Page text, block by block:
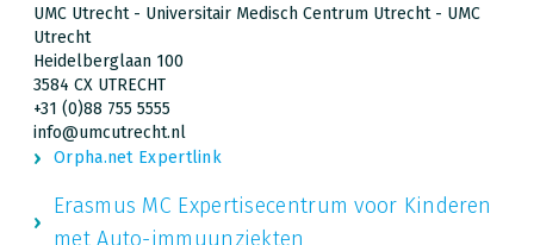
UMC Utrecht - Universitair Medisch Centrum Utrecht - UMC
Utrecht
Heidelberglaan 100
3584 CX UTRECHT
+31 (0)88 755 5555
info@umcutrecht.nl
Orpha.net Expertlink
Erasmus MC Expertisecentrum voor Kinderen
met Auto-immuunziekten